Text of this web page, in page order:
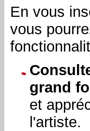
En vous
vous
grand
et
l'artiste.